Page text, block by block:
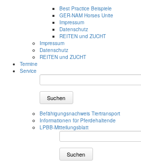
Best Practice Beispiele
GER-NAM Horses Unite
Impressum
Datenschutz
REITEN und ZUCHT
Impressum
Datenschutz
REITEN und ZUCHT
Termine
Service
Suchen
Befähigungsnachweis Tiertransport
Informationen für Pferdehaltende
LPBB-Mitteilungsblatt
Suchen